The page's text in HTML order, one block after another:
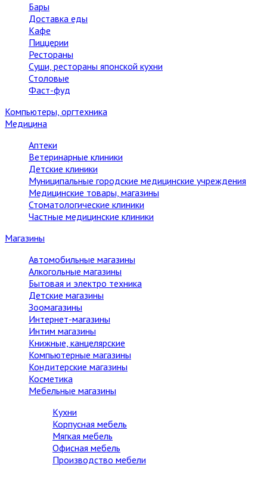
Бары
Доставка еды
Кафе
Пиццерии
Рестораны
Суши, рестораны японской кухни
Столовые
Фаст-фуд
Компьютеры, оргтехника
Медицина
Аптеки
Ветеринарные клиники
Детские клиники
Муниципальные городские медицинские учреждения
Медицинские товары, магазины
Стоматологические клиники
Частные медицинские клиники
Магазины
Автомобильные магазины
Алкогольные магазины
Бытовая и электро техника
Детские магазины
Зоомагазины
Интернет-магазины
Интим магазины
Книжные, канцелярские
Компьютерные магазины
Кондитерские магазины
Косметика
Мебельные магазины
Кухни
Корпусная мебель
Мягкая мебель
Офисная мебель
Производство мебели